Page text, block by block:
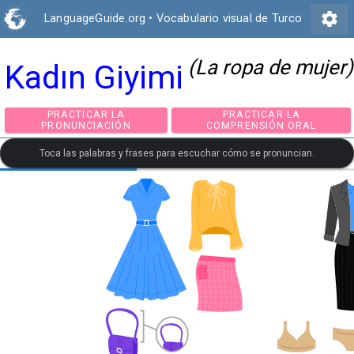
LanguageGuide.org • Vocabulario visual de Turco settings
Kadın Giyimi (La ropa de mujer)
PRACTICAR LA
PRONUNCIACIÓN
PRACTICAR LA
COMPRENSIÓN
Toca las palabras y frases para escuchar cómo se pronuncian.